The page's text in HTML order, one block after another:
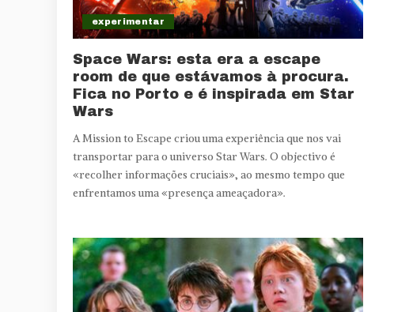
experimentar
Space Wars: esta era a escape
room de que estávamos à procura.
Fica no Porto e é inspirada em Star
Wars
A Mission to Escape criou uma experiência que nos vai
transportar para o universo Star Wars. O objectivo é
«recolher informações cruciais», ao mesmo tempo que
enfrentamos uma «presença ameaçadora».